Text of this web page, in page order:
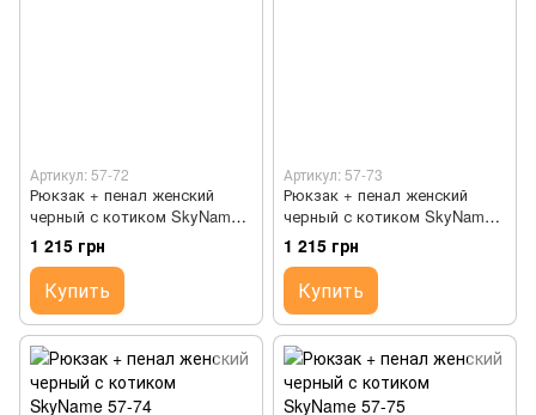
Артикул: 57-72
Рюкзак + пенал женский
черный с котиком SkyName
57-72
1 215 грн
Купить
Артикул: 57-73
Рюкзак + пенал женский
черный с котиком SkyName
57-73
1 215 грн
Купить